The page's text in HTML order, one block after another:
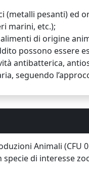
pesanti) ed
marini, etc.);
di origine
possono essere
antibatterica,
seguendo
Animali (CFU
di interesse